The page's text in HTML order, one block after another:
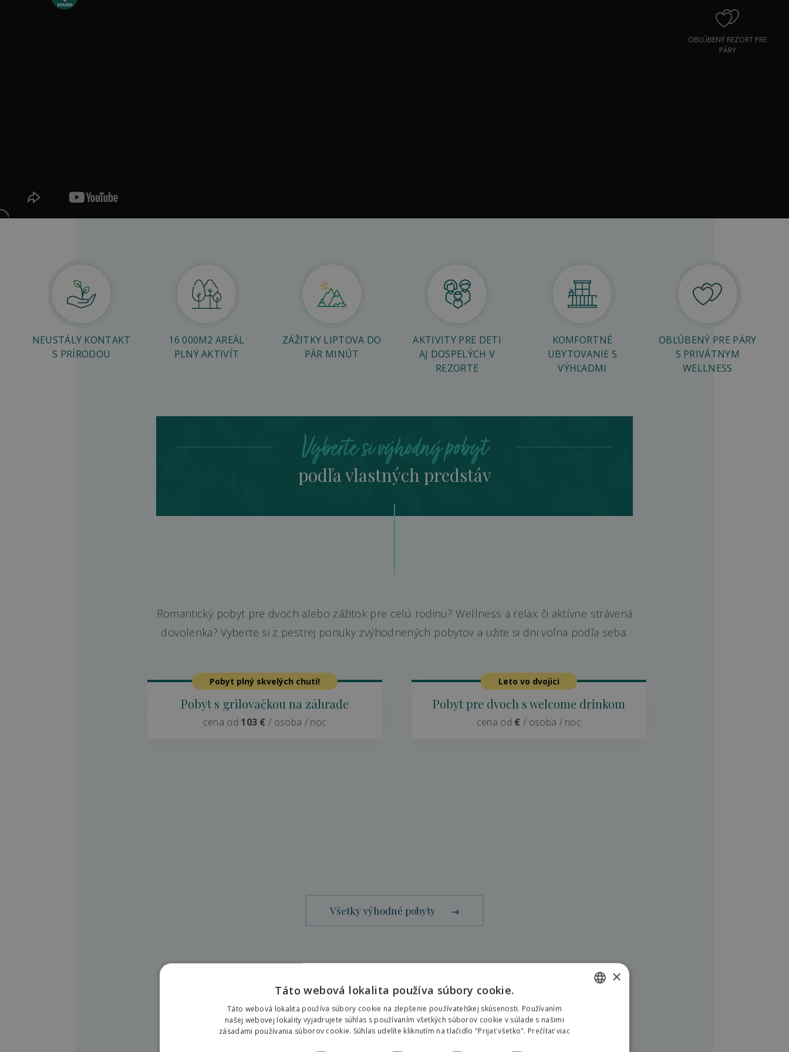
OBĽÚBENÝ REZORT PRE
PÁRY
NEUSTÁLY KONTAKT
S PRÍRODOU
16 000M2 AREÁL
PLNÝ AKTIVÍT
ZÁŽITKY LIPTOVA DO
PÁR MINÚT
AKTIVITY PRE DETI
AJ DOSPELÝCH V
REZORTE
KOMFORTNÉ
UBYTOVANIE S
VÝHĽADMI
OBĽÚBENÝ PRE PÁRY
S PRIVÁTNYM
WELLNESS
Vyberte si výhodný pobyt
podľa vlastných predstáv
Romantický pobyt pre dvoch alebo zážitok pre celú rodinu? Wellness a relax či aktívne strávená
dovolenka? Vyberte si z pestrej ponuky zvýhodnených pobytov a užite si dni voľna podľa seba.
Pobyt plný skvelých chutí!
Pobyt s grilovačkou na záhrade
cena od 103 € / osoba / noc
Leto vo dvojici
Pobyt pre dvoch s welcome drinkom
cena od € / osoba / noc
Všetky výhodné pobyty
Aká bude Vaša dovolenka?
Presne taká, akú ste si vysnívali.
×
Táto webová lokalita používa súbory cookie.
Táto webová lokalita používa súbory cookie na zlepšenie používateľskej skúsenosti. Používaním
našej webovej lokality vyjadrujete súhlas s používaním všetkých súborov cookie v súlade s našimi
zásadami používania súborov cookie. Súhlas udelíte kliknutím na tlačidlo "Prijať všetko". Prečítať viac